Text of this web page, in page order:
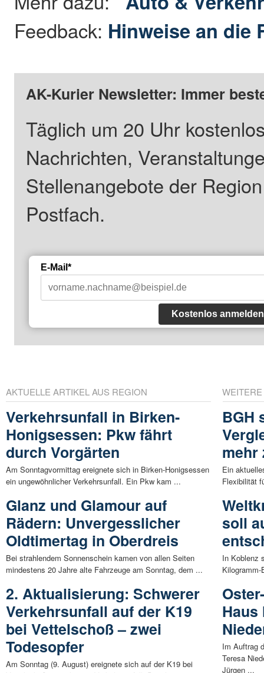
Feedback: Hinweise an die
AK-Kurier Newsletter: Immer
Täglich um 20 Uhr
Nachrichten,
Stellenangebote der
Postfach.
E-Mail*
Kostenlos anmelden
AKTUELLE ARTIKEL AUS REGION
Verkehrsunfall in Birken-
Honigsessen: Pkw fährt
durch Vorgärten
Am Sonntagvormittag ereignete sich in Birken-Honigsessen
ein ungewöhnlicher Verkehrsunfall. Ein Pkw kam ...
Glanz und Glamour auf
Rädern: Unvergesslicher
Oldtimertag in Oberdreis
Bei strahlendem Sonnenschein kamen von allen Seiten
mindestens 20 Jahre alte Fahrzeuge am Sonntag, dem ...
2. Aktualisierung: Schwerer
Verkehrsunfall auf der K19
bei Vettelschoß – zwei
Todesopfer
Am Sonntag (9. August) ereignete sich auf der K19 bei
BGH
mehr
Ein
Flexibilität
soll
In Koblenz
Haus
Im Auftrag
Teresa
Jürgen ...